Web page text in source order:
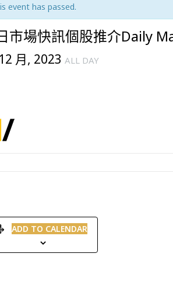
event has passed.
市場快訊個股推介Daily
月, 2023 ALL DAY
ADD TO CALENDAR